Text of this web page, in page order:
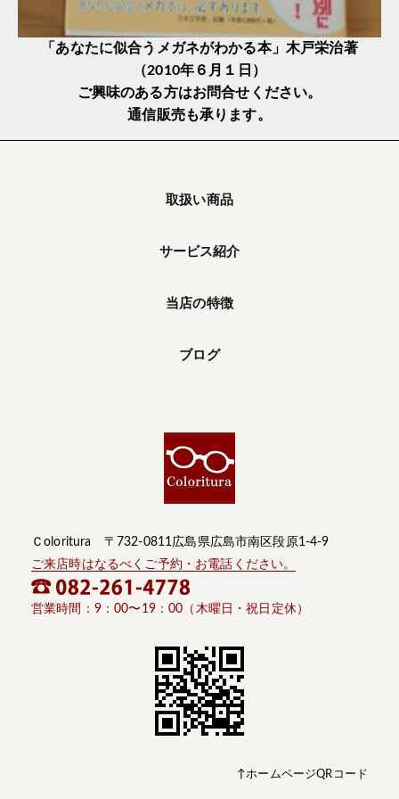
「あなたに似合うメガネがわかる本」木戸栄治著
（2010年６月１日）
ご興味のある方はお問合せください。
通信販売も承ります。
取扱い商品
サービス紹介
当店の特徴
ブログ
Ｃoloritura 〒732-0811広島県広島市南区段原1-4-9
ご来店時はなるべくご予約・お電話ください。
営業時間：9：00〜19：00（木曜日・祝日定休）
↑ホームページQRコード